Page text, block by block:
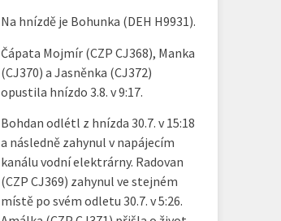
Na hnízdě je Bohunka (DEH H9931).
Čápata Mojmír (CZP CJ368), Manka
(CJ370) a Jasněnka (CJ372)
opustila hnízdo 3.8. v 9:17.
Bohdan odlétl z hnízda 30.7. v 15:18
a následně zahynul v napájecím
kanálu vodní elektrárny. Radovan
(CZP CJ369) zahynul ve stejném
místě po svém odletu 30.7. v 5:26.